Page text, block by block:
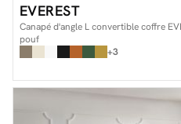
EVEREST
Canapé d'angle L convertible coffre
pouf
+3